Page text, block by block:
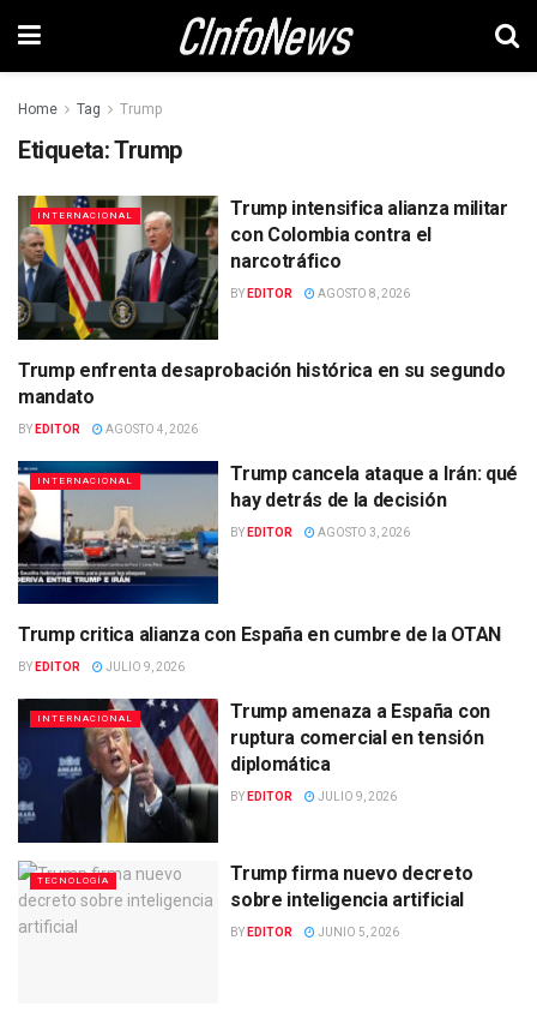
Home Tag Trump
Etiqueta:Trump
INTERNACIONAL
Trump intensifica alianza militar
con Colombia contra el
narcotráfico
BY EDITOR AGOSTO 8, 2026
INTERNACIONAL
Trump enfrenta desaprobación histórica en su segundo
mandato
BY EDITOR AGOSTO 4, 2026
INTERNACIONAL
Trump cancela ataque a Irán: qué
hay detrás de la decisión
BY EDITOR AGOSTO 3, 2026
INTERNACIONAL
Trump critica alianza con España en cumbre de la OTAN
BY EDITOR JULIO 9, 2026
INTERNACIONAL
Trump amenaza a España con
ruptura comercial en tensión
diplomática
BY EDITOR JULIO 9, 2026
TECNOLOGÍA
Trump firma nuevo decreto
sobre inteligencia artificial
BY EDITOR JUNIO 5, 2026